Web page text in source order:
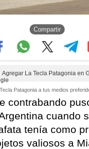
Compartir
Agregar La Tecla Patagonia en
Patagonia a tus medios
contrabando
cuando
tenía como
valiosos a